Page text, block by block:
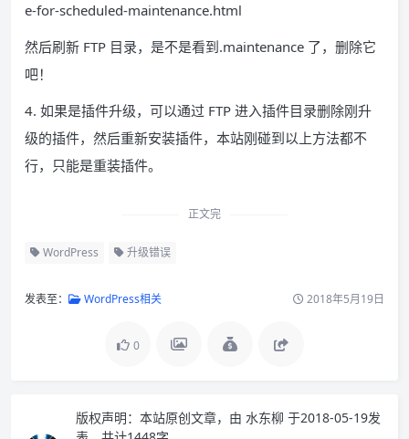
e-for-scheduled-maintenance.html
然后刷新 FTP 目录，是不是看到.maintenance 了，删除它
吧！
4. 如果是插件升级，可以通过 FTP 进入插件目录删除刚升
级的插件，然后重新安装插件，本站刚碰到以上方法都不
行，只能是重装插件。
正文完
WordPress 升级错误
发表至： WordPress相关 2018年5月19日
0
版权声明： 本站原创文章，由 水东柳 于2018-05-19发